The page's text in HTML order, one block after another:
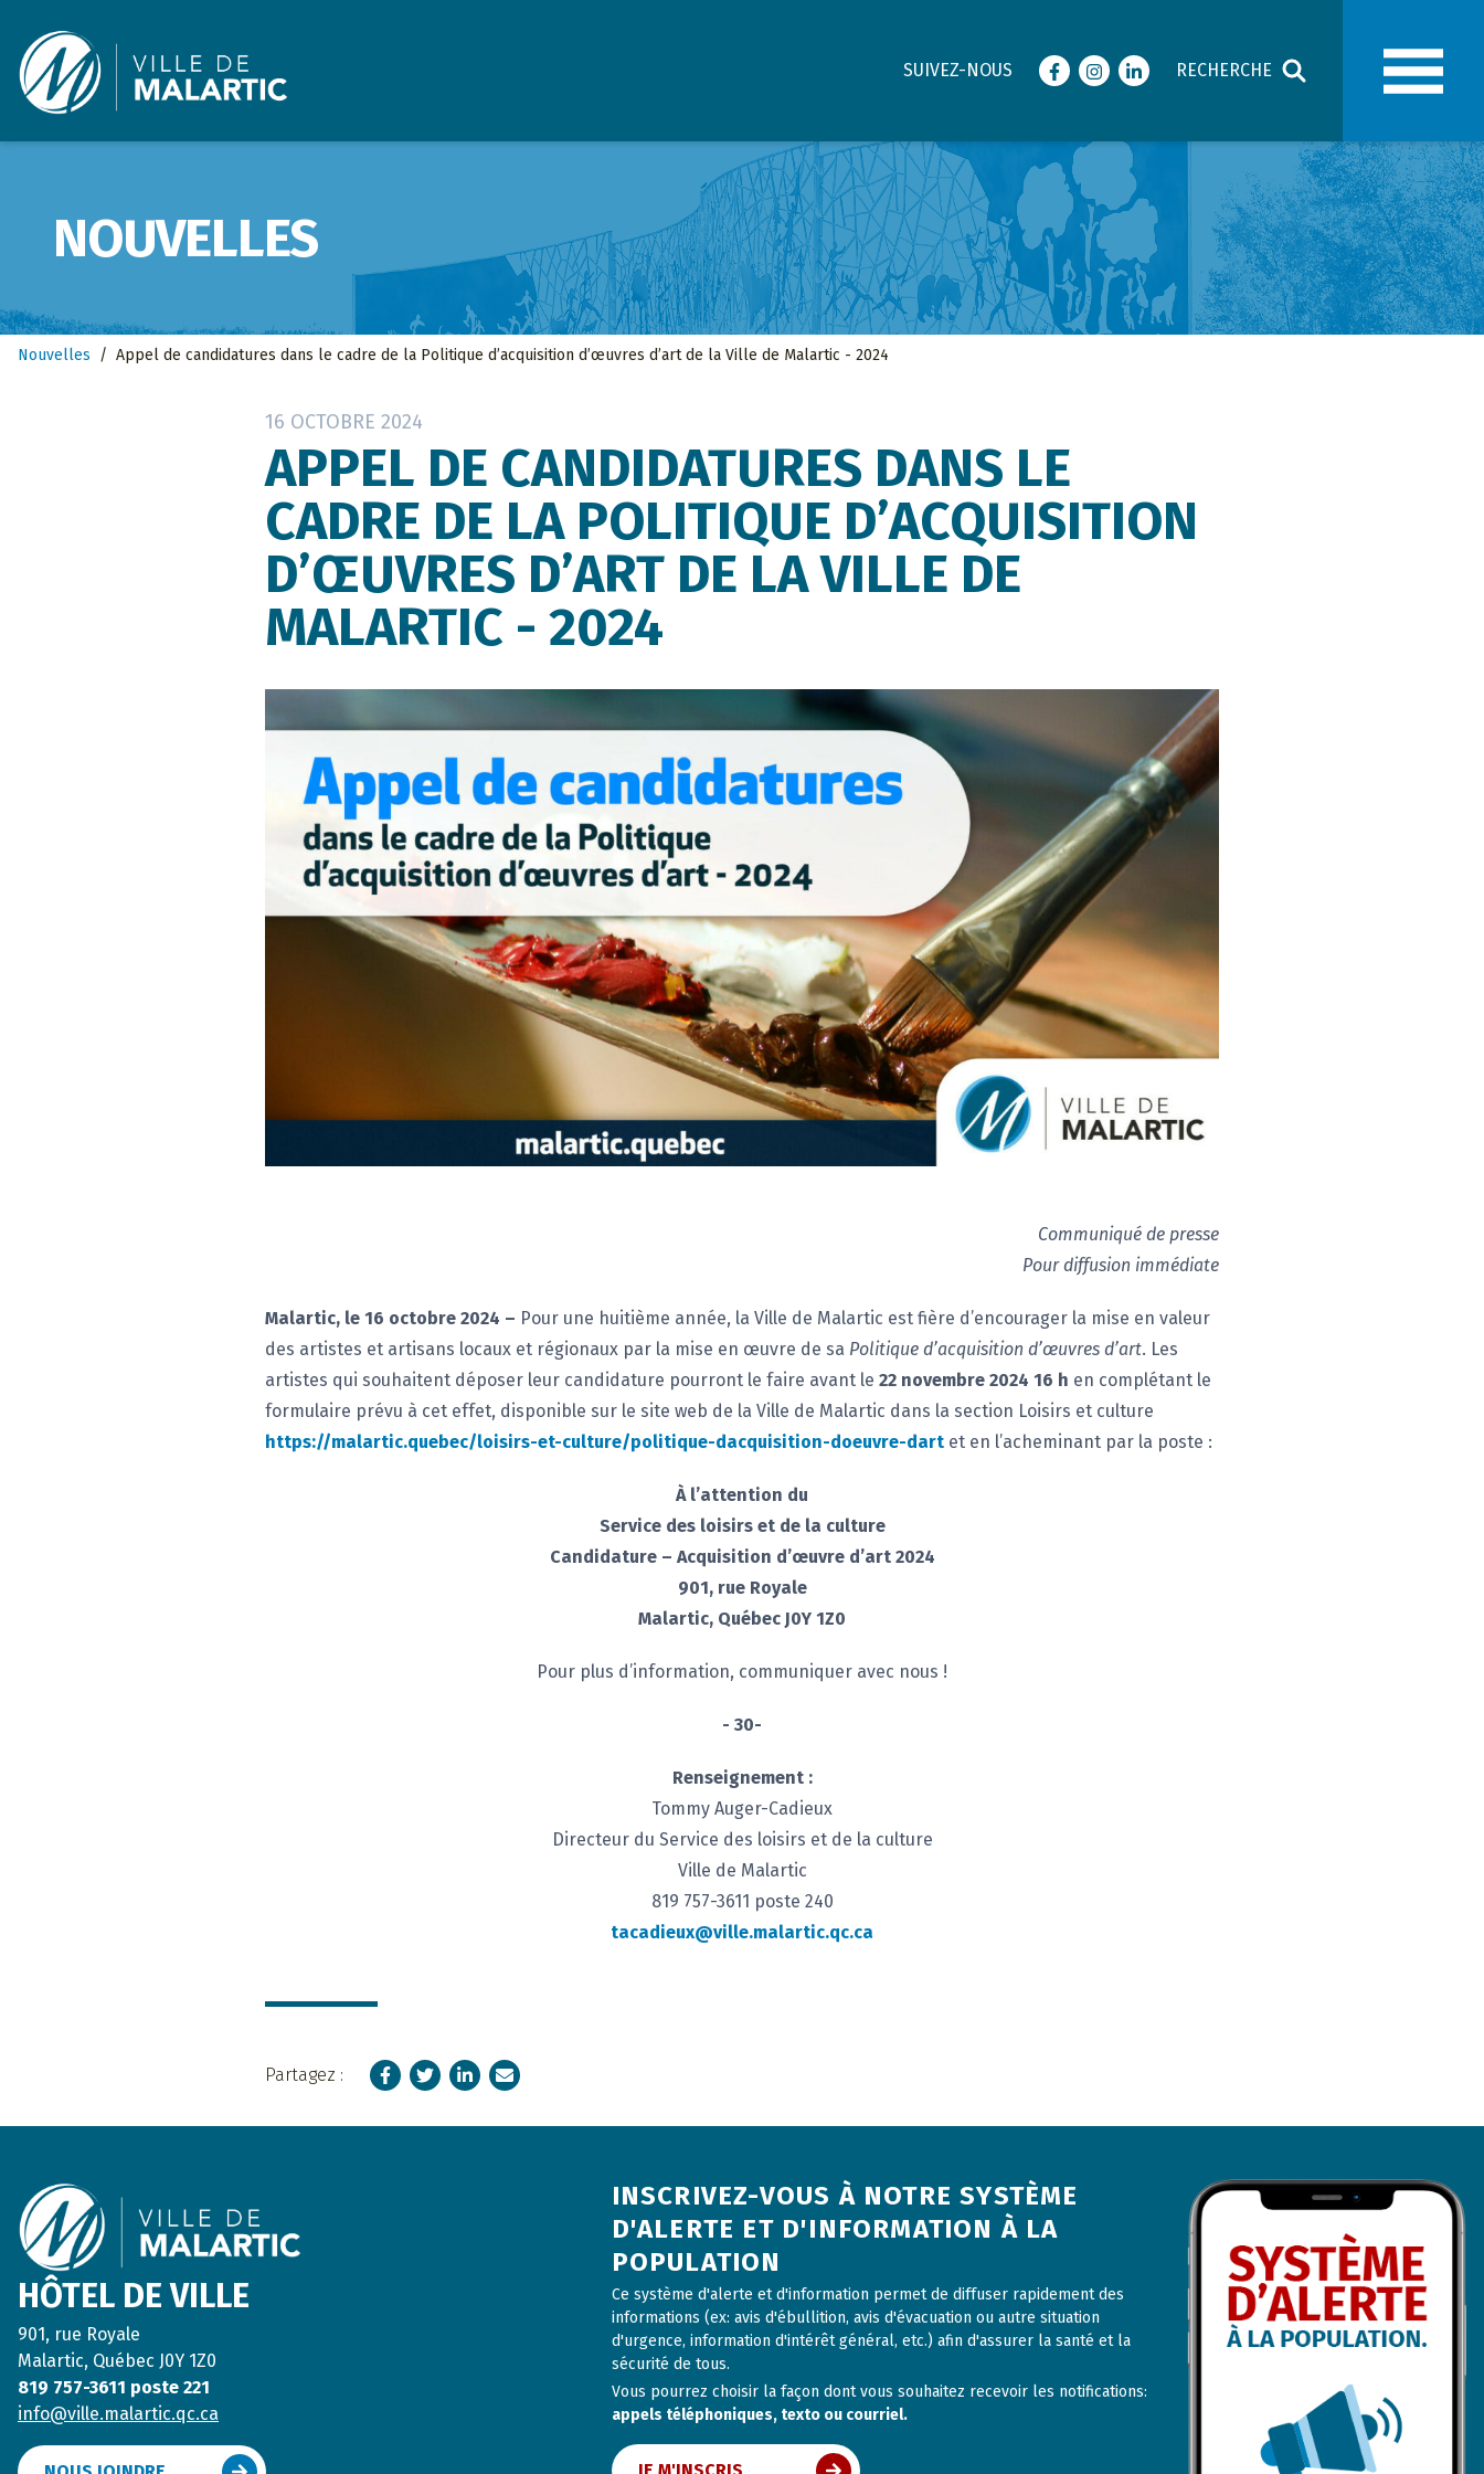
Ville de Malartic
SUIVEZ-NOUS
FacebookInstagramLinkedInRECHERCHE
NOUVELLES
Nouvelles / Appel de candidatures dans le cadre de la Politique d’acquisition d’œuvres d’art de la Ville de Malartic - 2024
16 OCTOBRE 2024
APPEL DE CANDIDATURES DANS LE
CADRE DE LA POLITIQUE D’ACQUISITION
D’ŒUVRES D’ART DE LA VILLE DE
MALARTIC - 2024
Communiqué de presse
Pour diffusion immédiate
Malartic, le 16 octobre 2024 – Pour une huitième année, la Ville de Malartic est fière d’encourager la mise en valeur
des artistes et artisans locaux et régionaux par la mise en œuvre de sa Politique d’acquisition d’œuvres d’art. Les
artistes qui souhaitent déposer leur candidature pourront le faire avant le 22 novembre 2024 16 h en complétant le
formulaire prévu à cet effet, disponible sur le site web de la Ville de Malartic dans la section Loisirs et culture
https://malartic.quebec/loisirs-et-culture/politique-dacquisition-doeuvre-dart et en l’acheminant par la poste :
À l’attention du
Service des loisirs et de la culture
Candidature – Acquisition d’œuvre d’art 2024
901, rue Royale
Malartic, Québec J0Y 1Z0
Pour plus d’information, communiquer avec nous !
- 30-
Renseignement :
Tommy Auger-Cadieux
Directeur du Service des loisirs et de la culture
Ville de Malartic
819 757-3611 poste 240
tacadieux@ville.malartic.qc.ca
Partagez : Facebook
TwitterLinkedIn
Courriel
HÔTEL DE VILLE
901, rue Royale
Malartic, Québec J0Y 1Z0
819 757-3611 poste 221
info@ville.malartic.qc.ca
INSCRIVEZ-VOUS À NOTRE SYSTÈME
D'ALERTE ET D'INFORMATION À LA
POPULATION
Ce système d'alerte et d'information permet de diffuser rapidement des
informations (ex: avis d'ébullition, avis d'évacuation ou autre situation
d'urgence, information d'intérêt général, etc.) afin d'assurer la santé et la
sécurité de tous.
Vous pourrez choisir la façon dont vous souhaitez recevoir les notifications:
appels téléphoniques, texto ou courriel.